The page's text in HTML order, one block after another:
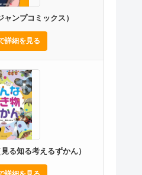
ャンプコミックス）
詳細を見る
る知る考えるずかん）